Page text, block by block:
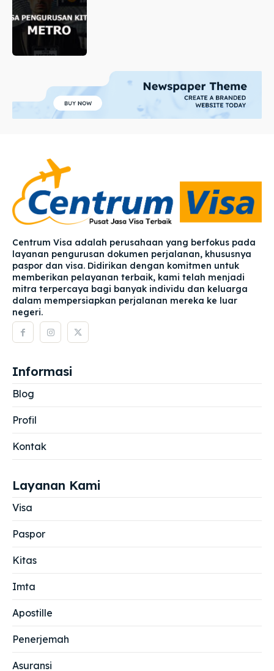
Centrum Visa adalah perusahaan yang berfokus pada
layanan pengurusan dokumen perjalanan, khususnya
paspor dan visa. Didirikan dengan komitmen untuk
memberikan pelayanan terbaik, kami telah menjadi
mitra terpercaya bagi banyak individu dan keluarga
dalam mempersiapkan perjalanan mereka ke luar
negeri.
Informasi
Blog
Profil
Kontak
Layanan Kami
Visa
Paspor
Kitas
Imta
Apostille
Penerjemah
Asuransi